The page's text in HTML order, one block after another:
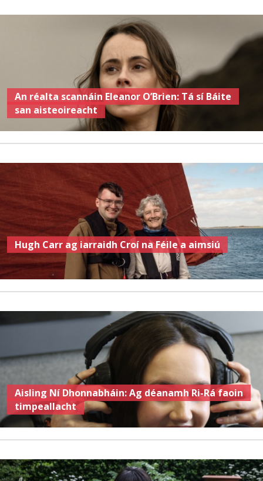
An réalta scannáin Eleanor O’Brien: Tá sí Báite
san aisteoireacht
Hugh Carr ag iarraidh Croí na Féile a aimsiú
Aisling Ní Dhonnabháin: Ag déanamh Ri-Rá faoin
timpeallacht